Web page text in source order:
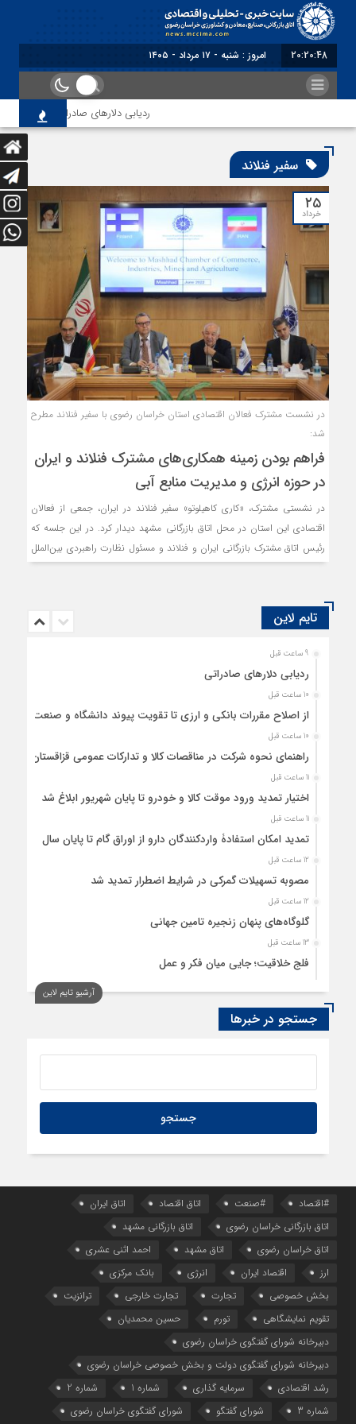
20:20:48 امروز : شنبه - ۱۷ مرداد - ۱۴۰۵
ردیابی دلارهای صادراتی
سفیر فنلاند
۲۵
خرداد
در نشست مشترک فعالان اقتصادی استان خراسان رضوی با سفیر فنلاند مطرح
شد:
فراهم بودن زمینه همکاری‌های مشترک فنلاند و ایران
در حوزه انرژی و مدیریت منابع آبی
در نشستی مشترک، «کاری کاهیلوتو» سفیر فنلاند در ایران، جمعی از فعالان
اقتصادی این استان در محل اتاق بازرگانی مشهد دیدار کرد. در این جلسه که
رئیس اتاق مشترک بازرگانی ایران و فنلاند و مسئول نظارت راهبردی بین‌الملل
تایم لاین
9 ساعت قبل
ردیابی دلارهای صادراتی
10 ساعت قبل
از اصلاح مقررات بانکی و ارزی تا تقویت پیوند دانشگاه و صنعت
10 ساعت قبل
راهنمای نحوه شرکت در مناقصات کالا و تدارکات عمومی قزاقستان
11 ساعت قبل
اختیار تمدید ورود موقت کالا و خودرو تا پایان شهریور ابلاغ شد
11 ساعت قبل
تمدید امکان استفادۀ واردکنندگان دارو از اوراق گام تا پایان سال
12 ساعت قبل
مصوبه تسهیلات گمرکی در شرایط اضطرار تمدید شد
12 ساعت قبل
گلوگاه‌های پنهان زنجیره تامین جهانی
13 ساعت قبل
فلج خلاقیت؛ جایی میان فکر و عمل
رسانه، حلقه پیوند میدان اقتصاد و عرصه تصمیم‌گیری است
14 ساعت قبل
آرشیو تایم لاین
جستجو در خبرها
#اقتصاد #صنعت اتاق اقتصاد
اتاق ایران
اتاق بازرگانی خراسان رضوی
اتاق بازرگانی مشهد
اتاق خراسان رضوی
اتاق مشهد
احمد اثنی عشری
ارز
اقتصاد ایران انرژی
بانک مرکزی
بخش خصوصی
تجارت تجارت خارجی
ترانزیت
تقویم نمایشگاهی
تورم
حسین محمدیان
دبیرخانه شورای گفتگوی خراسان رضوی
دبیرخانه شورای گفتگوی دولت و بخش خصوصی خراسان رضوی
رشد اقتصادی
سرمایه گذاری شماره 1
شماره 2
شماره 3
شورای گفتگو شورای گفتگوی خراسان رضوی